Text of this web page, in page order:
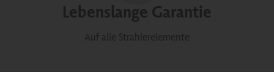
Lebenslange Garantie
Auf alle Strahlerelemente